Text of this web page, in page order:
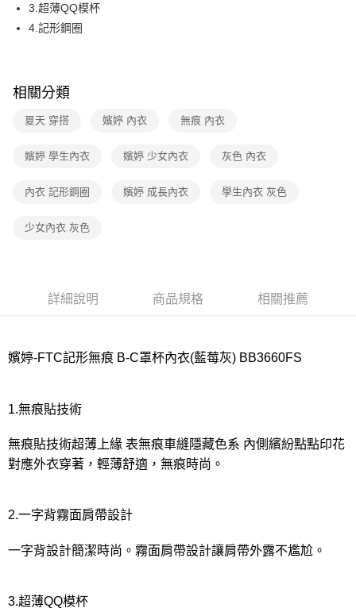
付款後全家取貨
每筆NT$80，滿NT$1,000(含以上)免運費
付款後7-11取貨
每筆NT$80，滿NT$1,000(含以上)免運費
離島
每筆NT$80，滿NT$1,000(含以上)免運費
3.超薄QQ模杯
4.記形鋼圈
相關分類
夏天 穿搭 嬪婷 內衣 無痕 內衣
嬪婷 學生內衣 嬪婷 少女內衣 灰色 內衣
內衣 記形鋼圈 嬪婷 成長內衣 學生內衣 灰色
少女內衣 灰色
詳細說明 商品規格 相關推薦
嬪婷-FTC記形無痕 B-C罩杯內衣(藍莓灰) BB3660FS
1.無痕貼技術
無痕貼技術超薄上緣 表無痕車縫隱藏色系 內側繽紛點點印花
對應外衣穿著，輕薄舒適，無痕時尚。
2.一字背霧面肩帶設計
一字背設計簡潔時尚。霧面肩帶設計讓肩帶外露不尷尬。
3.超薄QQ模杯